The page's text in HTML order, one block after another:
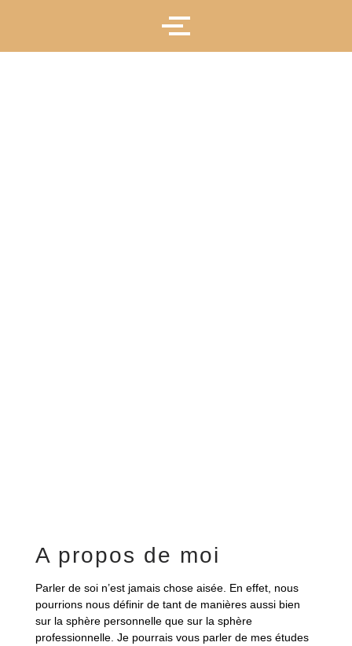
A propos de moi
Parler de soi n’est jamais chose aisée. En effet, nous
pourrions nous définir de tant de manières aussi bien
sur la sphère personnelle que sur la sphère
professionnelle. Je pourrais vous parler de mes études